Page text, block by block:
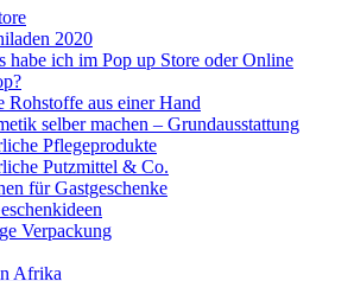
2020
habe ich im Pop up Store oder Online
Rohstoffe aus einer Hand
selber machen – Grundausstattung
Pflegeprodukte
Putzmittel & Co.
für Gastgeschenke
Verpackung
Afrika